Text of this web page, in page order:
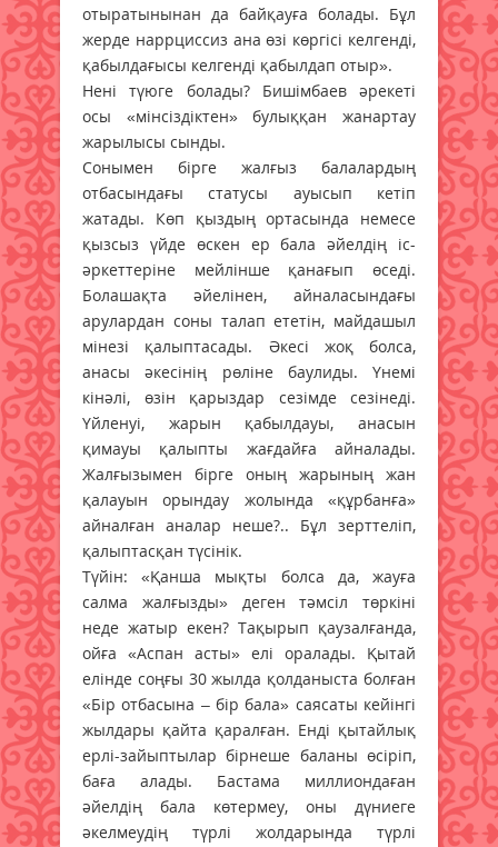
отыратынынан да байқауға болады. Бұл
жерде наррциссиз ана өзі көргісі келгенді,
қабылдағысы келгенді қабылдап отыр».
Нені түюге болады? Бишімбаев әрекеті
осы «мінсіздіктен» булыққан жанартау
жарылысы сынды.
Сонымен бірге жалғыз балалардың
отбасындағы статусы ауысып кетіп
жатады. Көп қыздың ортасында немесе
қызсыз үйде өскен ер бала әйелдің іс-
әркеттеріне мейлінше қанағып өседі.
Болашақта әйелінен, айналасындағы
арулардан соны талап ететін, майдашыл
мінезі қалыптасады. Әкесі жоқ болса,
анасы әкесінің рөліне баулиды. Үнемі
кінәлі, өзін қарыздар сезімде сезінеді.
Үйленуі, жарын қабылдауы, анасын
қимауы қалыпты жағдайға айналады.
Жалғызымен бірге оның жарының жан
қалауын орындау жолында «құрбанға»
айналған аналар неше?.. Бұл зерттеліп,
қалыптасқан түсінік.
Түйін: «Қанша мықты болса да, жауға
салма жалғызды» деген тәмсіл төркіні
неде жатыр екен? Тақырып қаузалғанда,
ойға «Аспан асты» елі оралады. Қытай
елінде соңғы 30 жылда қолданыста болған
«Бір отбасына – бір бала» саясаты кейінгі
жылдары қайта қаралған. Енді қытайлық
ерлі-зайыптылар бірнеше баланы өсіріп,
баға алады. Бастама миллиондаған
әйелдің бала көтермеу, оны дүниеге
әкелмеудің түрлі жолдарында түрлі